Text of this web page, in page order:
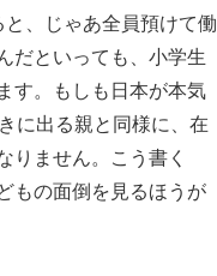
、じゃあ全員預けて働
だといっても、小学生
す。もしも日本が本気
に出る親と同様に、在
りません。こう書く
もの面倒を見るほうが